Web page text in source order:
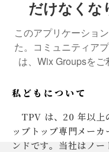
だけなくな
このアプリケーショ
た。コミュニティア
は、Wix Groupsをご
私どもについて
TPV は、20 年以上
ップトップ専門メーカ
ンドです。当社はノー